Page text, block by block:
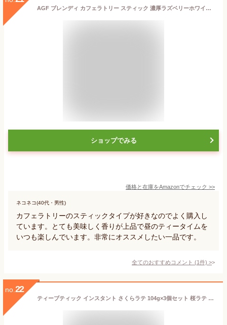
AGF ブレンディ カフェラトリー スティック 濃厚ラズベリーホワイトショコラ・ラテ 6本×6箱 【 スティックコーヒー 】 【 粉末 】
ショップでみる
価格と在庫をAmazonでチェック >>
ネコネコ(40代・男性)
カフェラトリーのスティックタイプが好きなのでよく購入し
ています。とても美味しく香りが上品で昼のティータイムを
いつも楽しんでいます。非常にオススメしたい一品です。
全てのおすすめコメント (1件) >
no. 22
ティーブティック インスタント さくらラテ 104g×3個セット 桜ラテ さくらラテ 日本お土産（ゆうパケット発送・追跡番号有り）